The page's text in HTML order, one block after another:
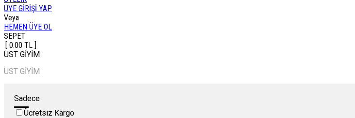
ÜYE GİRİŞİ YAP
Veya
HEMEN ÜYE OL
SEPET
[ 0.00 TL ]
ÜST GİYİM
ÜST GİYİM
Sadece
Ücretsiz Kargo